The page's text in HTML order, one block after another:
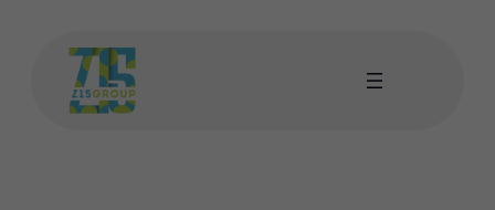
Wyślij do nas wiadomość